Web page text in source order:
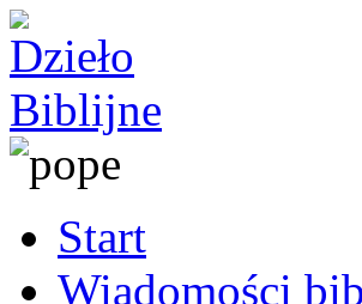
Start
Wiadomości